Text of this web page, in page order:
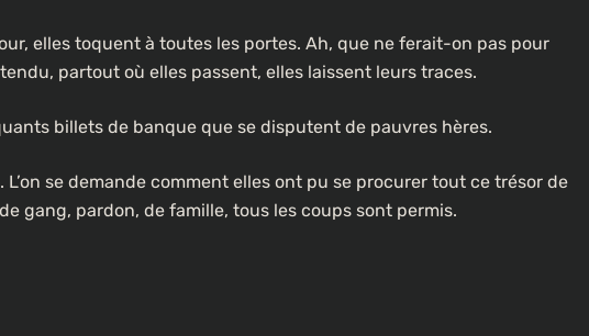
elles toquent à toutes les portes. Ah, que ne ferait-on pas pour
partout où elles passent, elles laissent leurs traces.
billets de banque que se disputent de pauvres hères.
se demande comment elles ont pu se procurer tout ce trésor de
gang, pardon, de famille, tous les coups sont permis.